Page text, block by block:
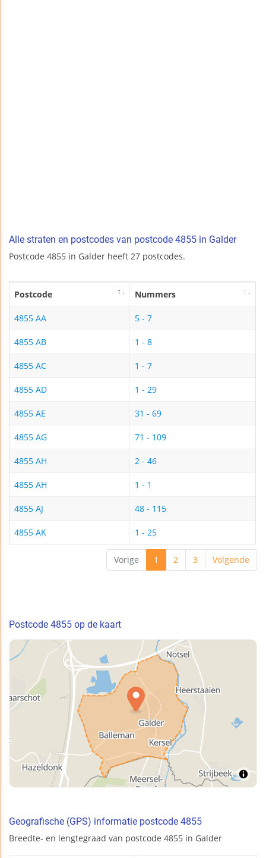
Alle straten en postcodes van postcode 4855 in Galder
Postcode 4855 in Galder heeft 27 postcodes.
Postcode Nummers
4855 AA 5 - 7
4855 AB 1 - 8
4855 AC 1 - 7
4855 AD 1 - 29
4855 AE 31 - 69
4855 AG 71 - 109
4855 AH 2 - 46
4855 AH 1 - 1
4855 AJ 48 - 115
4855 AK 1 - 25
Vorige 1 2 3 Volgende
Postcode 4855 op de kaart
Geografische (GPS) informatie postcode 4855
Breedte- en lengtegraad van postcode 4855 in Galder